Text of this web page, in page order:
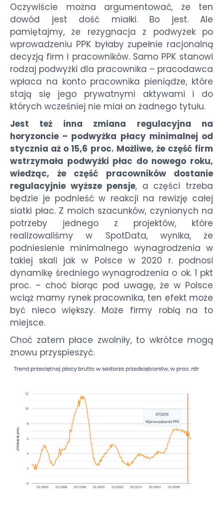
Oczywiście można argumentować, że ten
dowód jest dość miałki. Bo jest. Ale
pamiętajmy, że rezygnacja z podwyżek po
wprowadzeniu PPK byłaby zupełnie racjonalną
decyzją firm i pracowników. Samo PPK stanowi
rodzaj podwyżki dla pracownika – pracodawca
wpłaca na konto pracownika pieniądze, które
stają się jego prywatnymi aktywami i do
których wcześniej nie miał on żadnego tytułu.
Jest też inna zmiana regulacyjna na
horyzoncie – podwyżka płacy minimalnej od
stycznia aż o 15,6 proc. Możliwe, że część firm
wstrzymała podwyżki płac do nowego roku,
wiedząc, że część pracowników dostanie
regulacyjnie wyższe pensje, a części trzeba
będzie je podnieść w reakcji na rewizję całej
siatki płac. Z moich szacunków, czynionych na
potrzeby jednego z projektów, które
realizowaliśmy w SpotData, wynika, że
podniesienie minimalnego wynagrodzenia w
takiej skali jak w Polsce w 2020 r. podnosi
dynamikę średniego wynagrodzenia o ok. 1 pkt
proc. – choć biorąc pod uwagę, że w Polsce
wciąż mamy rynek pracownika, ten efekt może
być nieco większy. Może firmy robią na to
miejsce.
Choć zatem płace zwolniły, to wkrótce mogą
znowu przyspieszyć.